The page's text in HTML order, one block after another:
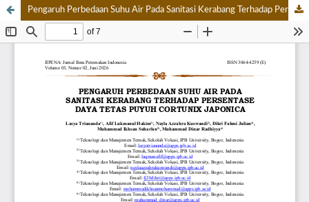
Pengaruh Perbedaan Suhu Air Pada Sanitasi Kerabang Terhadap Persentase Daya Tetas Puyuh Cortunix Japonica